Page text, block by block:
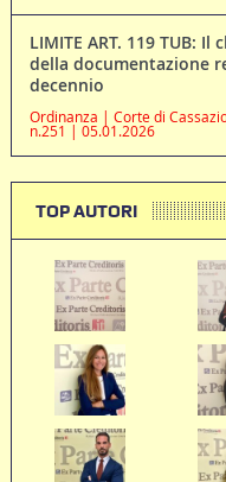
LIMITE ART. 119 TUB:
della documentazione
decennio
Ordinanza | Corte di
n.251 | 05.01.2026
TOP AUTORI